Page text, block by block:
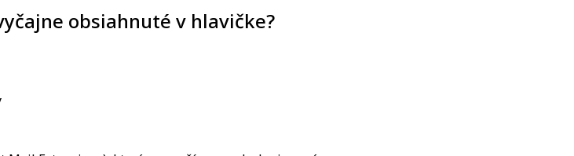
obsiahnuté v hlavičke?